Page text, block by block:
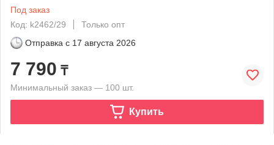
Под заказ
Код: k2462/29
Только опт
Отправка с 17 августа 2026
7 790 ₸
Минимальный заказ — 100 шт.
Купить